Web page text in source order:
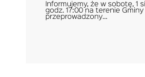
Informujemy, że w sobotę, 1
godz. 17:00 na terenie
przeprowadzony…